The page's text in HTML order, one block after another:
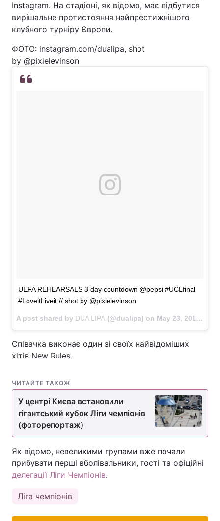
Instagram. На стадіоні, як відомо, має відбутися
вирішальне протистояння найпрестижнішого
клубного турніру Європи.
ФОТО: instagram.com/dualipa, shot
by @pixielevinson
UEFA REHEARSALS 3 day countdown @pepsi #UCLfinal
#LoveitLiveit // shot by @pixielevinson
A post shared by DUA LIPA (@dualipa) on May 23, 2018 at 12:45pm PDT
Співачка виконає один зі своїх найвідоміших
хітів New Rules.
ЧИТАЙТЕ ТАКОЖ
У центрі Києва встановили
гігантський кубок Ліги чемпіонів
(фоторепортаж)
Як відомо, невеликими групами вже почали
прибувати перші вболівальники, гості та офіційні
делегації Ліги Чемпіонів.
Ліга чемпіонів